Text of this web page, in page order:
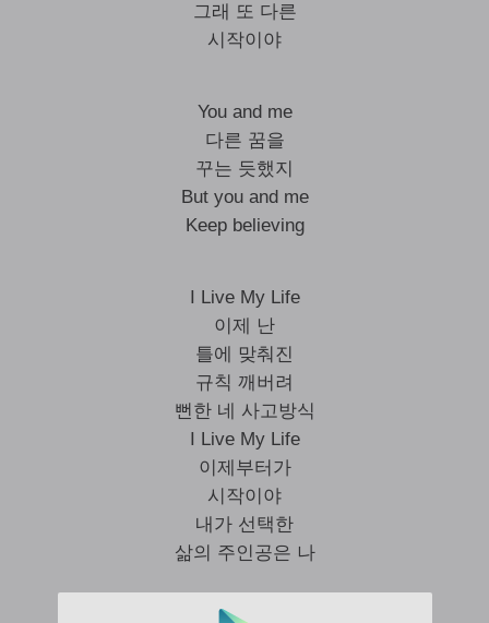
그래 또 다른
시작이야
You and me
다른 꿈을
꾸는 듯했지
But you and me
Keep believing
I Live My Life
이제 난
틀에 맞춰진
규칙 깨버려
뻔한 네 사고방식
I Live My Life
이제부터가
시작이야
내가 선택한
삶의 주인공은 나